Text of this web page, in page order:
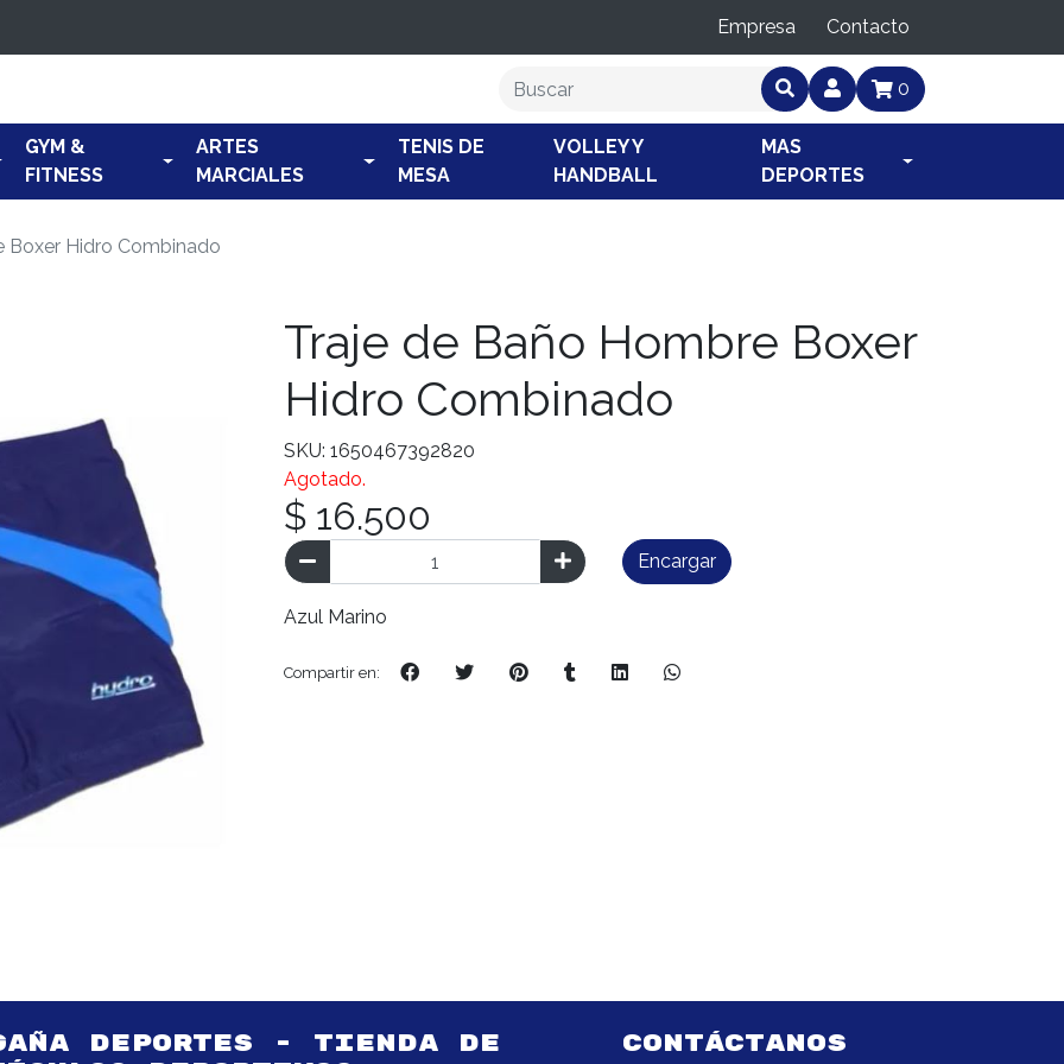
Empresa Contacto
0
GYM &
FITNESS
ARTES
MARCIALES
TENIS DE
MESA
VOLLEY Y
HANDBALL
MAS
DEPORTES
Boxer Hidro Combinado
Traje de Baño Hombre Boxer
Hidro Combinado
SKU: 1650467392820
Agotado.
$ 16.500
Encargar
Azul Marino
Compartir en:
DEPORTES - TIENDA DE
CONTÁCTANOS